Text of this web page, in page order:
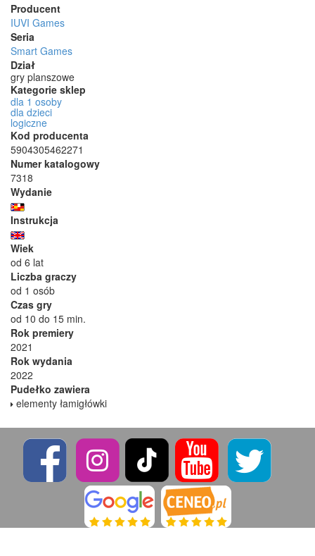
Producent
IUVI Games
Seria
Smart Games
Dział
gry planszowe
Kategorie sklep
dla 1 osoby
dla dzieci
logiczne
Kod producenta
5904305462271
Numer katalogowy
7318
Wydanie
Instrukcja
Wiek
od 6 lat
Liczba graczy
od 1 osób
Czas gry
od 10 do 15 min.
Rok premiery
2021
Rok wydania
2022
Pudełko zawiera
elementy łamigłówki